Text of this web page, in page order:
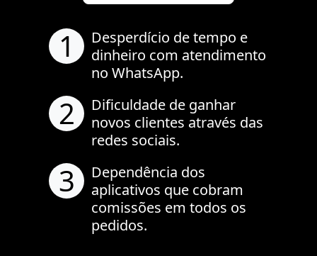
1
Desperdício de tempo e
dinheiro com atendimento
no WhatsApp.
2
Dificuldade de ganhar
novos clientes através das
redes sociais.
3
Dependência dos
aplicativos que cobram
comissões em todos os
pedidos.